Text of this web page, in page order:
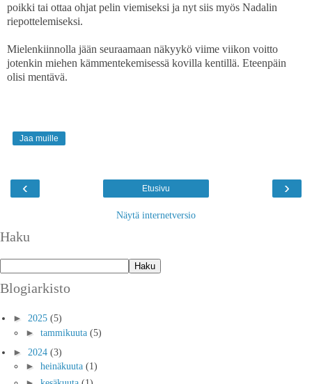
poikki tai ottaa ohjat pelin viemiseksi ja nyt siis myös Nadalin
riepottelemiseksi.
Mielenkiinnolla jään seuraamaan näkyykö viime viikon voitto
jotenkin miehen kämmentekemisessä kovilla kentillä. Eteenpäin
olisi mentävä.
Jaa muille
‹ ›
Etusivu
Näytä internetversio
Haku
Blogiarkisto
► 2025 (5)
► tammikuuta (5)
► 2024 (3)
► heinäkuuta (1)